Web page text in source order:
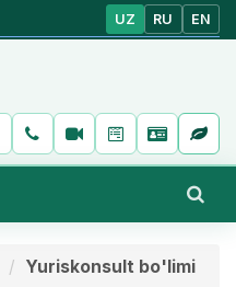
UZ RU EN
Yuriskonsult bo'limi